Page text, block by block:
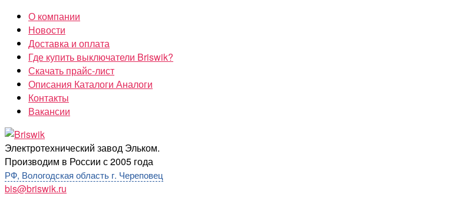
Перейти
содержимому
О компании
Новости
Доставка и оплата
Где купить выключатели Briswik?
Скачать прайс-лист
Описания Каталоги Аналоги
Контакты
Вакансии
Briswik
Электротехнический завод Эльком.
Производим в России с 2005 года
РФ, Вологодская область г. Череповец
bis@briswik.ru